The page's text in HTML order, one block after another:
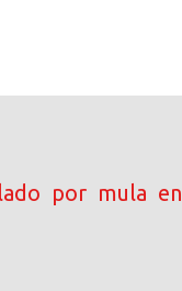
por mula en